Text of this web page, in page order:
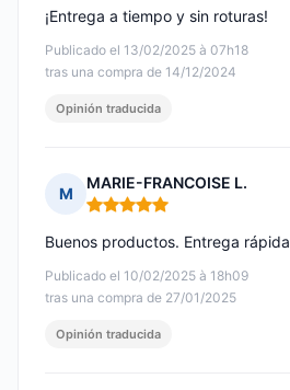
Publicado el 13/02/2025 à 07h18
tras una compra de 14/12/2024
¡Entrega a tiempo y sin roturas!
Opinión traducida
M
MARIE-FRANCOISE L.
Nota: 5 de 5
Publicado el 10/02/2025 à 18h09
tras una compra de 27/01/2025
Buenos productos. Entrega rápida
Opinión traducida